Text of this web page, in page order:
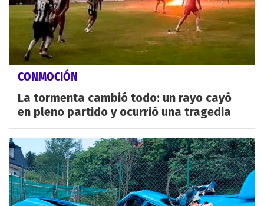
CONMOCIÓN
La tormenta cambió todo: un rayo cayó
en pleno partido y ocurrió una tragedia